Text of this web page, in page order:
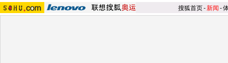
搜狐首页-新闻 -